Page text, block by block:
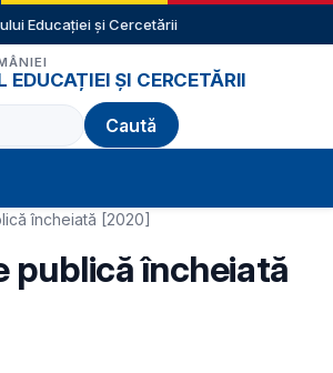
Educației și Cercetării
EDUCAȚIEI ȘI CERCETĂRII
încheiată [2020]
publică încheiată